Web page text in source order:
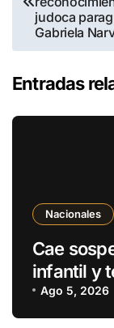
judoca
Gabriela
Entradas
Nacionales
Cae
infantil y
Mora
Ago 5, 2026